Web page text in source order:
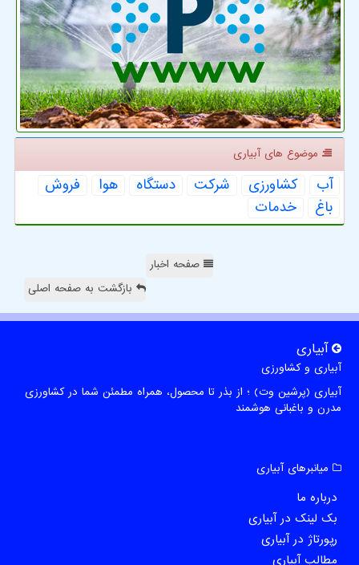
موضوع های آبیاری
آب كشاورزی شركت دستگاه هوا
فروش
باغ
خدمات
صفحه اخبار
بازگشت به صفحه اصلی
آبیاری
آبیاری و کشاورزی
آبیاری (پرشین وت) ؛ از بذر تا محصول، همراه مطمئن شما در کشاورزی
مدرن و باغبانی هوشمند
میانبرهای آبیاری
درباره ما
بک لینک در آبیاری
رپورتاژ در آبیاری
مطالب آبیاری